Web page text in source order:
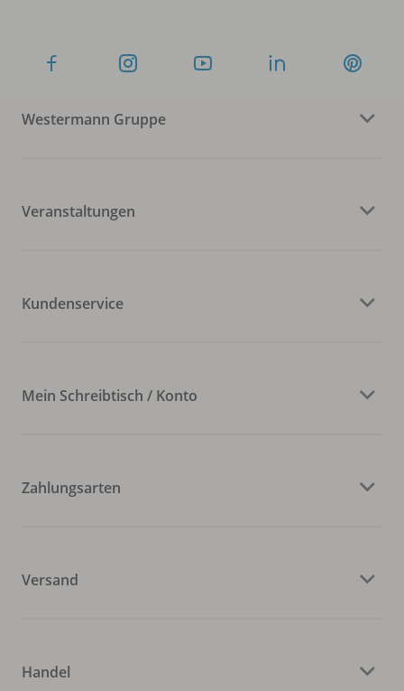
Westermann Gruppe
Veranstaltungen
Kundenservice
Mein Schreibtisch / Konto
Zahlungsarten
Versand
Handel